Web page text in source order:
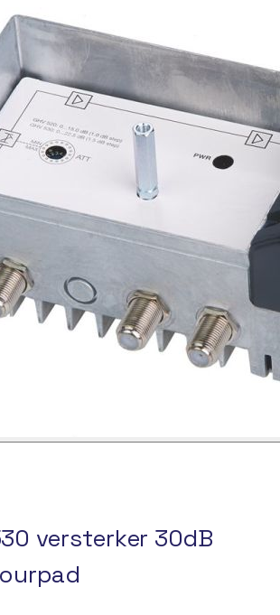
versterker 30dB